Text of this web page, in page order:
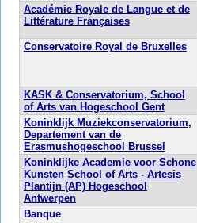
Académie Royale de Langue et de
Littérature Françaises
Conservatoire Royal de Bruxelles
KASK & Conservatorium, School
of Arts van Hogeschool Gent
Koninklijk Muziekconservatorium,
Departement van de
Erasmushogeschool Brussel
Koninklijke Academie voor Schone
Kunsten School of Arts - Artesis
Plantijn (AP) Hogeschool
Antwerpen
Banque